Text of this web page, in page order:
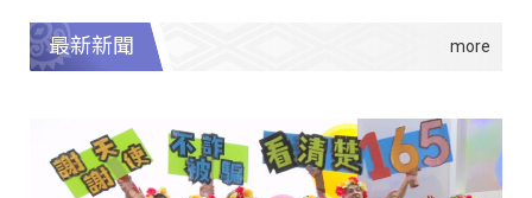
最新新聞